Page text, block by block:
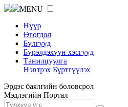
MENU
Нүүр
Өгөгдөл
Бүлгүүд
Бүрэлдэхүүн хэсгүүд
Танилцуулга
Нэвтрэх Бүртгүүлэх
Эрдэс баялгийн боловсрол
Мэдлэгийн Портал